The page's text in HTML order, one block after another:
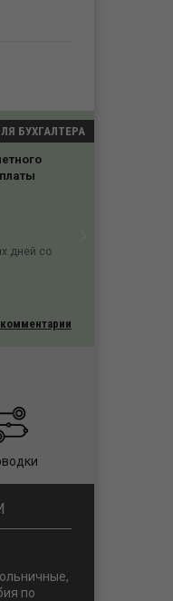
БУХГАЛТЕРА
ИП
в
по